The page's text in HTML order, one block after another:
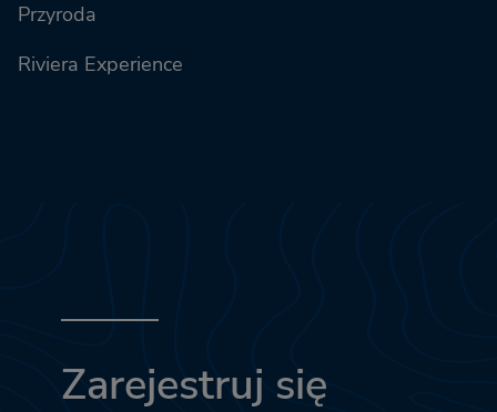
Przyroda
Riviera Experience
Zarejestruj się